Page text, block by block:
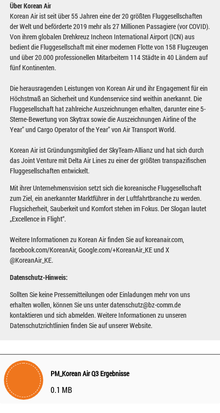
Über Korean Air
Korean Air ist seit über 55 Jahren eine der 20 größten Fluggesellschaften
der Welt und beförderte 2019 mehr als 27 Millionen Passagiere (vor COVID).
Von ihrem globalen Drehkreuz Incheon International Airport (ICN) aus
bedient die Fluggesellschaft mit einer modernen Flotte von 158 Flugzeugen
und über 20.000 professionellen Mitarbeitern 114 Städte in 40 Ländern auf
fünf Kontinenten.
Die herausragenden Leistungen von Korean Air und ihr Engagement für ein
Höchstmaß an Sicherheit und Kundenservice sind weithin anerkannt. Die
Fluggesellschaft hat zahlreiche Auszeichnungen erhalten, darunter eine 5-
Sterne-Bewertung von Skytrax sowie die Auszeichnungen Airline of the
Year" und Cargo Operator of the Year" von Air Transport World.
Korean Air ist Gründungsmitglied der SkyTeam-Allianz und hat sich durch
das Joint Venture mit Delta Air Lines zu einer der größten transpazifischen
Fluggesellschaften entwickelt.
Mit ihrer Unternehmensvision setzt sich die koreanische Fluggesellschaft
zum Ziel, ein anerkannter Marktführer in der Luftfahrtbranche zu werden.
Flugsicherheit, Sauberkeit und Komfort stehen im Fokus. Der Slogan lautet
„Excellence in Flight“.
Weitere Informationen zu Korean Air finden Sie auf koreanair.com,
facebook.com/KoreanAir, Google.com/+KoreanAir_KE und X
@KoreanAir_KE.
Datenschutz-Hinweis:
Sollten Sie keine Pressemitteilungen oder Einladungen mehr von uns
erhalten wollen, können Sie uns unter datenschutz@bz-comm.de
kontaktieren und sich abmelden. Weitere Informationen zu unseren
Datenschutzrichtlinien finden Sie auf unserer Website.
PM_Korean Air Q3 Ergebnisse
0.1 MB